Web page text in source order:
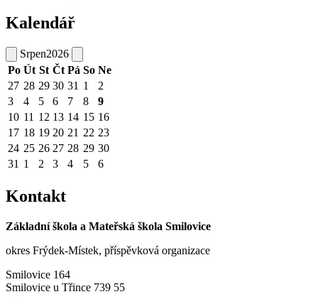
Kalendář
Srpen2026
Po Út St Čt Pá So Ne
27 28 29 30 31 1
2
3
4 5 6 7 8
9
10 11 12 13 14 15 16
17 18 19 20 21 22 23
24 25 26 27 28 29 30
31 1 2 3 4 5 6
Kontakt
Základní škola a Mateřská škola Smilovice
okres Frýdek-Místek, příspěvková organizace
Smilovice 164
Smilovice u Třince 739 55